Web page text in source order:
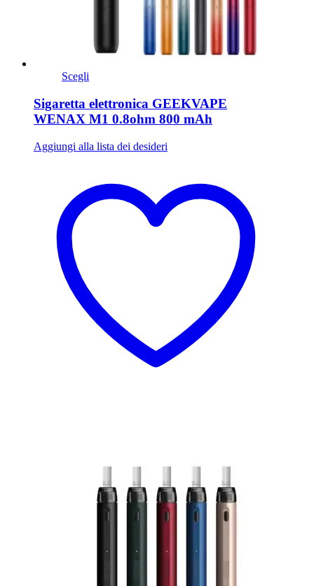
Scegli
Sigaretta elettronica GEEKVAPE
WENAX M1 0.8ohm 800 mAh
Aggiungi alla lista dei desideri